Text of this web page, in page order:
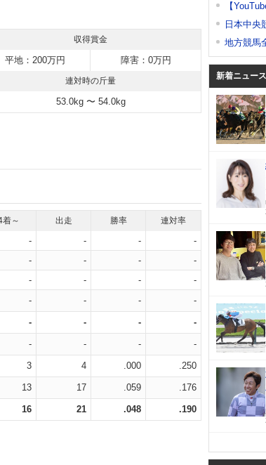
収得賞金
平地：200万円 障害：0万円
連対時の斤量
53.0kg 〜 54.0kg
着～ 出走 勝率 連対率
- - -
-
- - -
-
- - -
-
- - - -
- - - -
- - - -
3 4 .000 .250
13 17 .059 .176
16 21 .048 .190
【
日本中央
地方競馬
新着ニュース